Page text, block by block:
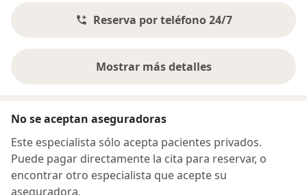
Reserva por teléfono 24/7
Mostrar más detalles
sobre la dirección
No se aceptan aseguradoras
Este especialista sólo acepta pacientes privados.
Puede pagar directamente la cita para reservar, o
encontrar otro especialista que acepte su
aseguradora.